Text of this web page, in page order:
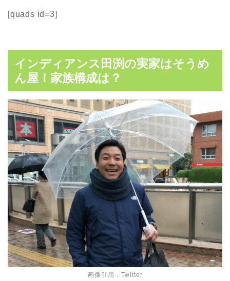
[quads id=3]
インディアンス田渕の実家はそうめ
ん屋！家族構成は？
画像引用：Twitter